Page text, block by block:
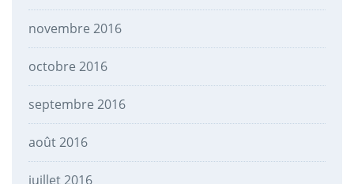
novembre 2016
octobre 2016
septembre 2016
août 2016
juillet 2016